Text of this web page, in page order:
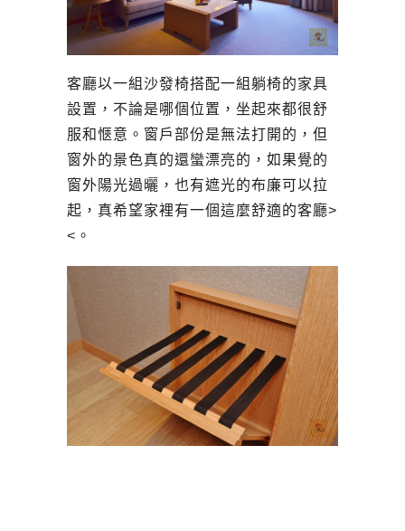
客廳以一組沙發椅搭配一組躺椅的家具
設置，不論是哪個位置，坐起來都很舒
服和愜意。窗戶部份是無法打開的，但
窗外的景色真的還蠻漂亮的，如果覺的
窗外陽光過曬，也有遮光的布廉可以拉
起，真希望家裡有一個這麼舒適的客廳>
<。